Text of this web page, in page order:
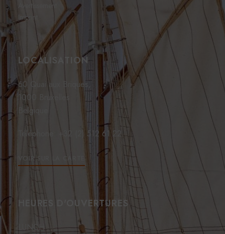
Avertissement
Imprint
LOCALISATION
60 Quai aux Briques,
1000 Bruxelles
Belgique
Téléphone: +32 (2) 512 61 22
VOIR SUR LA CARTE
HEURES D'OUVERTURES
LUNCH